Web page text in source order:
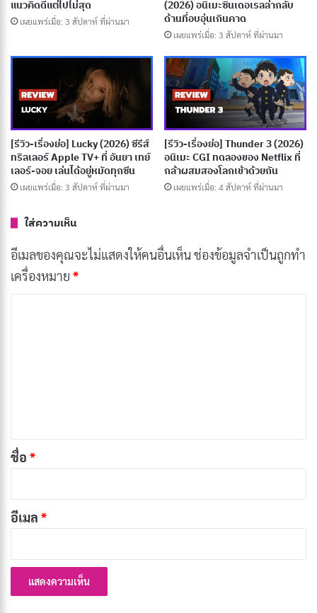
อนิเมะกีฬามักมีองค์ประกอบหลัก ๆ ดังนี้
ตัวละครในอนิเมะกีฬามักมีจุดมุ่งหมายและ
แรงจูงใจที่ชัดเจนในการเล่นกีฬา พวกเขามักจะต้อง
เผชิญกับอุปสรรคและปัญหาต่างๆ ในระหว่างเส้นทาง
สู่ความสำเร็จ
การฝึกฝนการฝึกฝนเป็นองค์ประกอบสำคัญในอนิ
เมะกีฬา ตัวละครมักจะต้องฝึกฝนอย่างหนักและทุ่มเท
การแข่งขัน
นิเมะกีฬา การแข่งขันมักเต็มไปด้วยความตื่นเต้นเร้าใจ
และลุ้นระทึก
1. PING PONG THE ANIMATION
แนวคิดดีแต่ไปไม่สุด
เผยแพร่เมื่อ: 3 สัปดาห์ ที่ผ่านมา
(2026) อนิเมะซินเดอเรลล่ากลับ
ด้านที่อบอุ่นเกินคาด
เผยแพร่เมื่อ: 3 สัปดาห์ ที่ผ่านมา
[รีวิว-เรื่องย่อ] Lucky (2026) ซีรีส์
ทริลเลอร์ Apple TV+ ที่ อันยา เทย์
เลอร์-จอย เล่นได้อยู่หมัดทุกซีน
เผยแพร่เมื่อ: 3 สัปดาห์ ที่ผ่านมา
[รีวิว-เรื่องย่อ] Thunder 3 (2026)
อนิเมะ CGI ทดลองของ Netflix ที่
กล้าผสมสองโลกเข้าด้วยกัน
เผยแพร่เมื่อ: 4 สัปดาห์ ที่ผ่านมา
ใส่ความเห็น
อีเมลของคุณจะไม่แสดงให้คนอื่นเห็นช่องข้อมูลจำเป็นถูกทำ
เครื่องหมาย *
*
ชื่อ *
อีเมล *